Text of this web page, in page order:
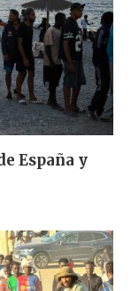
España y